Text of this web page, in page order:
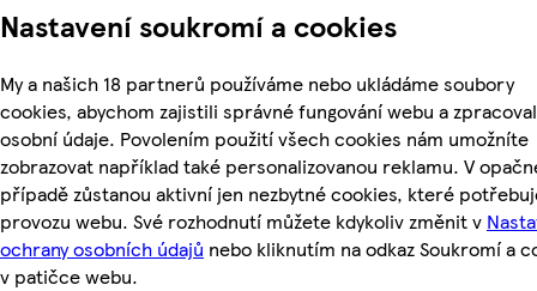
Nastavení soukromí a cookies
My a našich 18 partnerů používáme nebo ukládáme soubory
cookies, abychom zajistili správné fungování webu a
osobní údaje. Povolením použití všech cookies nám umožníte
zobrazovat například také personalizovanou reklamu. V
případě zůstanou aktivní jen nezbytné cookies, které
provozu webu. Své rozhodnutí můžete kdykoliv změnit v
ochrany osobních údajů nebo kliknutím na odkaz Soukromí a
v patičce webu.